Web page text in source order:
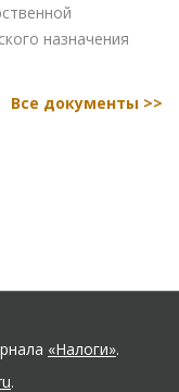
назначения
Все документы >>
«Налоги».
.